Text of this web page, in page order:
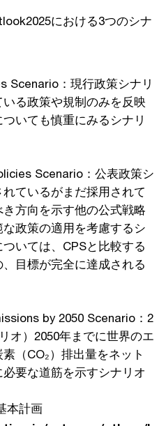
における3つのシナ
Scenario：現行政策シナリ
る政策や規制のみを反映
いても慎重にみるシナリ
Scenario：公表政策シ
ているがまだ採用されて
方向を示す他の公式戦略
政策の適用を考慮するシ
いては、CPSと比較する
目標が完全に達成される
by 2050 Scenario：2
オ）2050年までに世界のエ
（CO₂）排出量をネット
要な道筋を示すシナリオ
本計画